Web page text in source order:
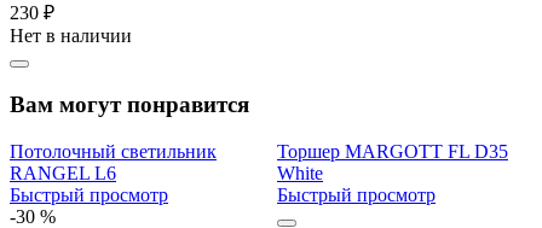
230 ₽
Нет в наличии
Вам могут понравится
Потолочный светильник
RANGEL L6
Быстрый просмотр
-30 %
Торшер MARGOTT FL D35
White
Быстрый просмотр